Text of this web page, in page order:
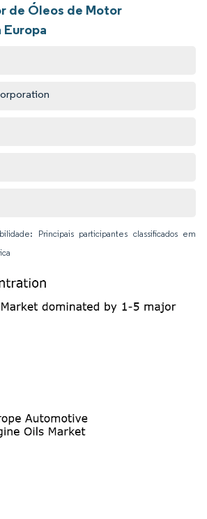
de Óleos de Motor
Principais participantes classificados em